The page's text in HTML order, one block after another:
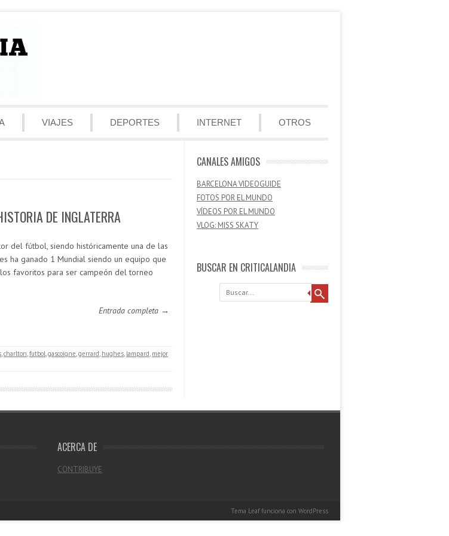
VIAJES DEPORTES INTERNET OTROS
DE INGLATERRA
del fútbol, siendo históricamente una de las
ha ganado 1 Mundial siendo un equipo que
favoritos para ser campeón del torneo
Entrada completa →
charlton futbol gascoigne gerrard hughes lampard mejor
CANALES AMIGOS
BARCELONA VIDEOGUIDE
FOTOS POR EL MUNDO
VÍDEOS POR EL MUNDO
VLOG: MISS SKATY
BUSCAR EN CRITICALANDIA
Buscar
ACERCA DE
CONTRIBUYE
Tema Leaffunciona con WordPress